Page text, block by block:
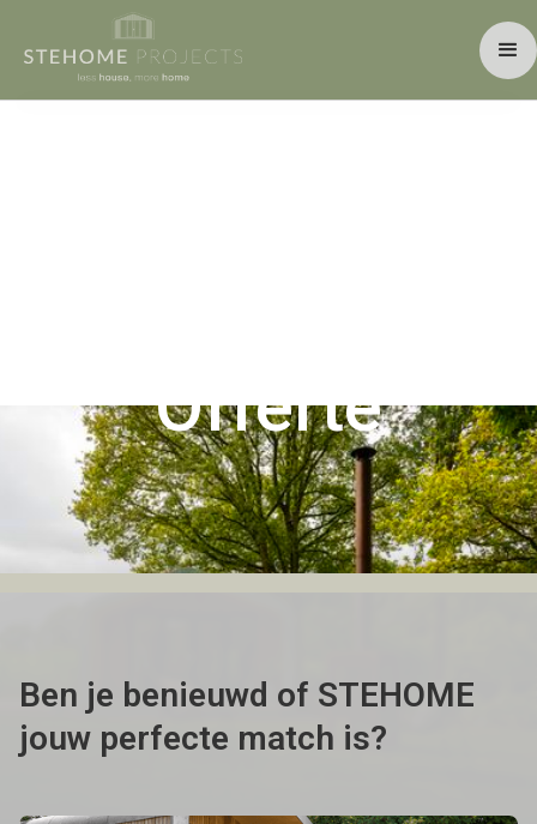
Offerte
Ben je benieuwd of STEHOME
jouw perfecte match is?